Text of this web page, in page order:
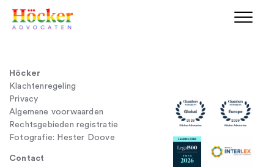
Höcker
Klachtenregeling
Privacy
Algemene voorwaarden
Rechtsgebieden registratie
Fotografie: Hester Doove
Contact